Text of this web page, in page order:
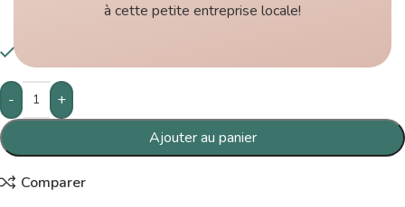
à cette petite entreprise locale!
6 en inventaire
-
+
Ajouter au panier
Comparer